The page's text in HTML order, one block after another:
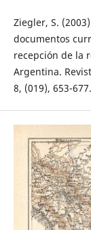
Ziegler, S.
documentos
recepción de la
Argentina.
8, (019), 653-677.